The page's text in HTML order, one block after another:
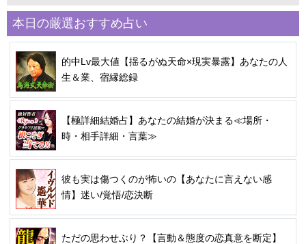
本日の厳選おすすめ占い
的中Lv最大値【揺るがぬ天命×現実暴露】あなたの人
生＆業、宿縁総録
【極詳細結婚占】あなたの結婚が決まる≪場所・
時・相手詳細・言葉≫
彼も実は傷つくのが怖いの【あなたに言えない感
情】迷い/覚悟/恋決断
ただの思わせぶり？【言動＆態度の恋真意を断定】